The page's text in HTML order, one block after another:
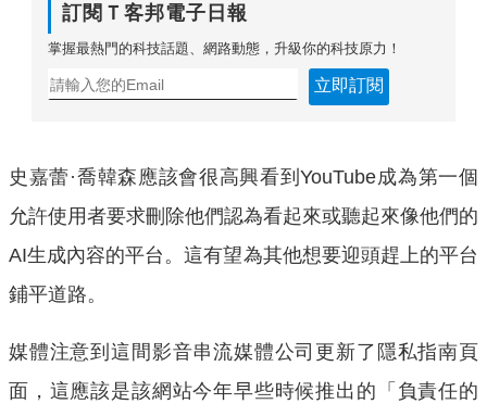
訂閱Ｔ客邦電子日報
掌握最熱門的科技話題、網路動態，升級你的科技原力！
立即訂閱
史嘉蕾·喬韓森應該會很高興看到YouTube成為第一個
允許使用者要求刪除他們認為看起來或聽起來像他們的
AI生成內容的平台。這有望為其他想要迎頭趕上的平台
鋪平道路。
媒體注意到這間影音串流媒體公司更新了隱私指南頁
面，這應該是該網站今年早些時候推出的「負責任的